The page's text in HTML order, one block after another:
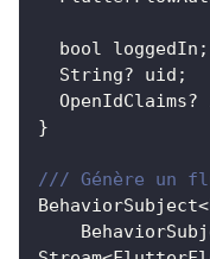
  bool loggedIn
;
String? uid ;
OpenIdClaims?
}
/// Génère un
BehaviorSubject<